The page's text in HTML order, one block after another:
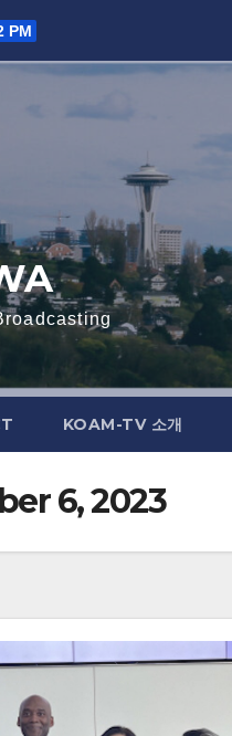
PM
KOAM-TV 소개
6, 2023